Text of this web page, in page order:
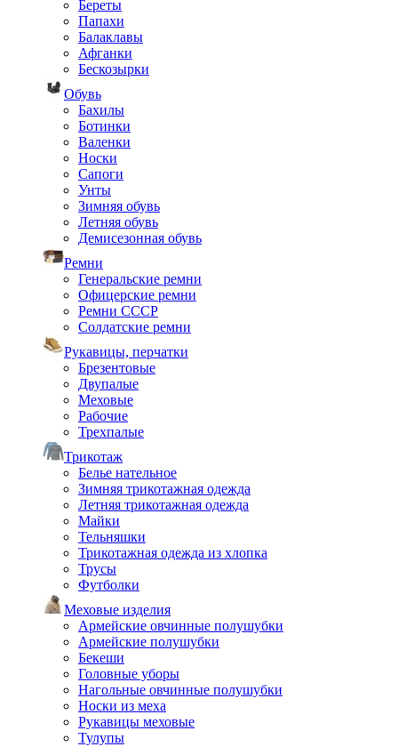
Береты
Папахи
Балаклавы
Афганки
Бескозырки
Обувь
Бахилы
Ботинки
Валенки
Носки
Сапоги
Унты
Зимняя обувь
Летняя обувь
Демисезонная обувь
Ремни
Генеральские ремни
Офицерские ремни
Ремни СССР
Солдатские ремни
Рукавицы, перчатки
Брезентовые
Двупалые
Меховые
Рабочие
Трехпалые
Трикотаж
Белье нательное
Зимняя трикотажная одежда
Летняя трикотажная одежда
Майки
Тельняшки
Трикотажная одежда из хлопка
Трусы
Футболки
Меховые изделия
Армейские овчинные полушубки
Армейские полушубки
Бекеши
Головные уборы
Нагольные овчинные полушубки
Носки из меха
Рукавицы меховые
Тулупы